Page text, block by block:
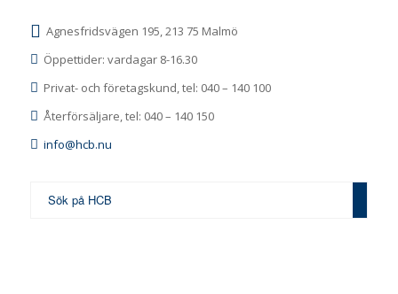
Agnesfridsvägen 195, 213 75 Malmö
Öppettider: vardagar 8-16.30
Privat- och företagskund, tel: 040 – 140 100
Återförsäljare, tel: 040 – 140 150
info@hcb.nu